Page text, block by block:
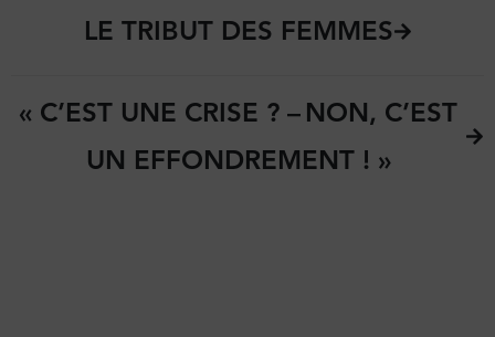
LE TRIBUT DES FEMMES
« C’EST UNE CRISE ? – NON, C’EST
UN EFFONDREMENT ! »